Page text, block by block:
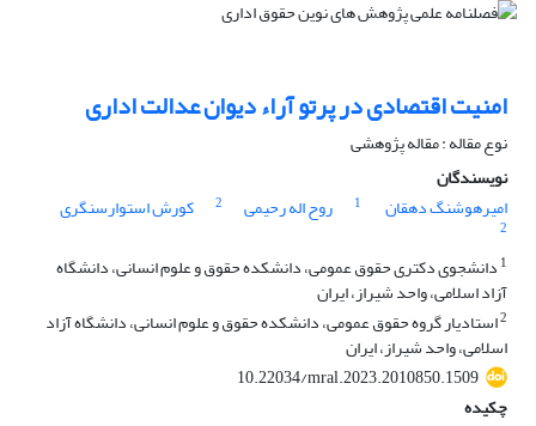
امنیت اقتصادی در پرتو آراء دیوان عدالت اداری
نوع مقاله : مقاله پژوهشی
نویسندگان
امیرهوشنگ دهقان
1 روح اله رحیمی 2 کورش استوارسنگری
2
1 دانشجوی دکتری حقوق عمومی، دانشکده حقوق و علوم انسانی، دانشگاه
آزاد اسلامی، واحد شیراز، ایران
2استادیار گروه حقوق عمومی، دانشکده حقوق و علوم انسانی، دانشگاه آزاد
اسلامی، واحد شیراز، ایران
10.22034/mral.2023.2010850.1509
چکیده